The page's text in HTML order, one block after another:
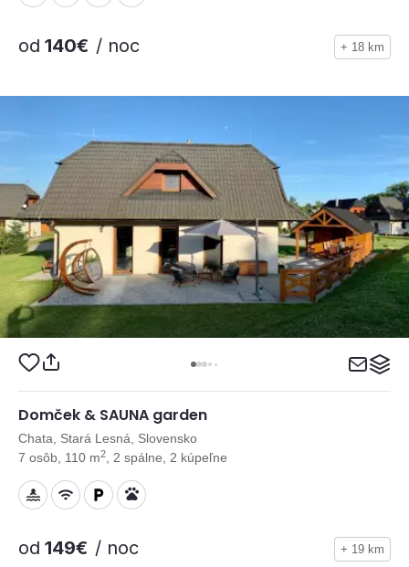
od 140€ / noc + 18 km
Domček & SAUNA garden
Chata, Stará Lesná, Slovensko
7 osôb, 110 m2 , 2 spálne, 2 kúpeľne
od 149€ / noc + 19 km